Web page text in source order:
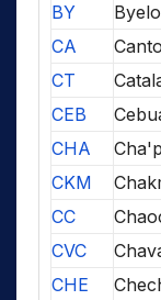
BY
CA
CT
CEB
CHA
CKM
CC
CVC
CHE